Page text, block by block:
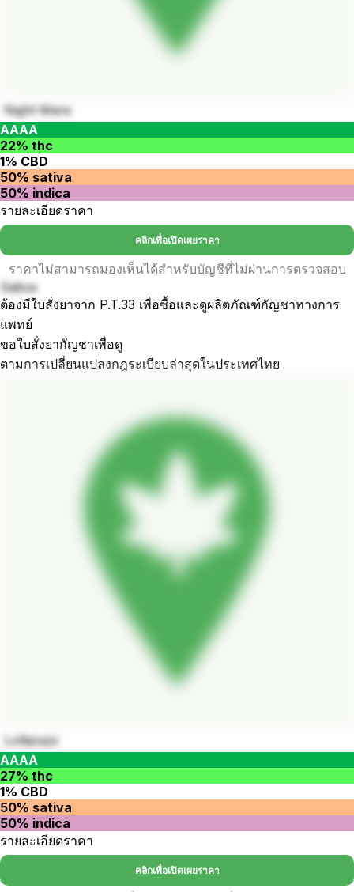
Night Mare
AAAA
22% thc
1% CBD
50% sativa
50% indica
รายละเอียดราคา
คลิกเพื่อเปิดเผยราคา
ราคาไม่สามารถมองเห็นได้สำหรับบัญชีที่ไม่ผ่านการตรวจสอบ
Sativa
ต้องมีใบสั่งยาจาก P.T.33 เพื่อซื้อและดูผลิตภัณฑ์กัญชาทางการ
แพทย์
ขอใบสั่งยากัญชาเพื่อดู
ตามการเปลี่ยนแปลงกฎระเบียบล่าสุดในประเทศไทย
Lollipopz
AAAA
27% thc
1% CBD
50% sativa
50% indica
รายละเอียดราคา
คลิกเพื่อเปิดเผยราคา